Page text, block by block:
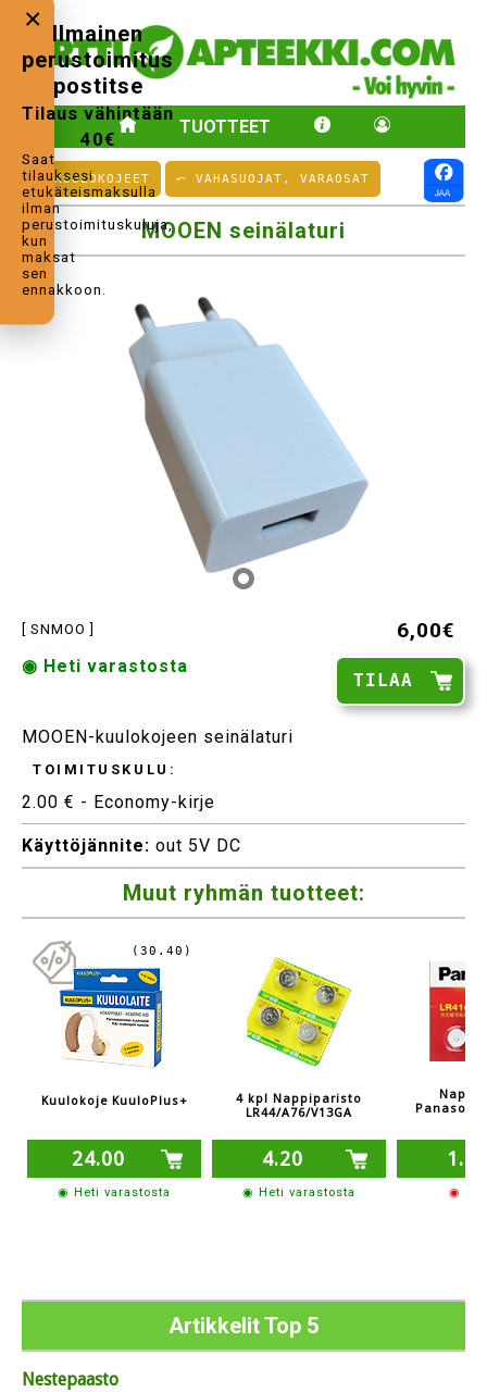
TUOTTEET
× Ilmainen
perustoimitus
postitse
Tilaus vähintään
40€
Saat
tilauksesi
etukäteismaksulla
ilman
perustoimituskuluja,
kun
maksat
sen
ennakkoon.
⤺ KUULOKOJEET ⤺ VAHASUOJAT, VARAOSAT
MOOEN seinälaturi
[ SNMOO ] 6,00€
TILAA
◉ Heti varastosta
MOOEN-kuulokojeen seinälaturi
TOIMITUSKULU:
2.00 € - Economy-kirje
Käyttöjännite: out 5V DC
Muut ryhmän tuotteet:
(30.40)
Kuulokoje KuuloPlus+
24.00
◉ Heti varastosta
4 kpl Nappiparisto
LR44/A76/V13GA
4.20
◉ Heti varastosta
Panasonic
1.60
◉ 2-3
Artikkelit Top 5
Nestepaasto